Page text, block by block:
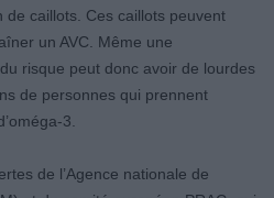
caillots. Ces caillots peuvent
un AVC. Même une
risque peut donc avoir de lourdes
de personnes qui prennent
3.
de l’Agence nationale de